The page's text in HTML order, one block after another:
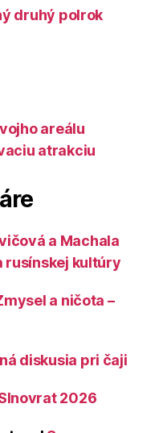
druhý polrok
areálu
atrakciu
a Machala
rusínskej kultúry
a ničota –
diskusia pri čaji
2026